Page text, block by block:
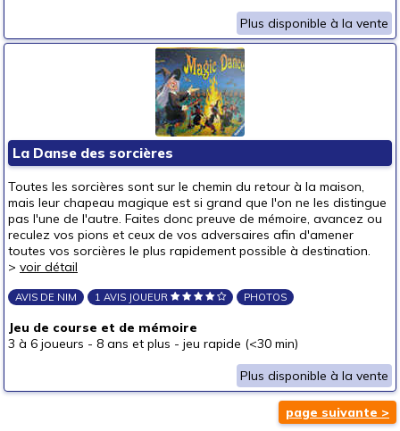
Plus disponible à la vente
La Danse des sorcières
Toutes les sorcières sont sur le chemin du retour à la maison,
mais leur chapeau magique est si grand que l'on ne les distingue
pas l'une de l'autre. Faites donc preuve de mémoire, avancez ou
reculez vos pions et ceux de vos adversaires afin d'amener
toutes vos sorcières le plus rapidement possible à destination.
> voir détail
AVIS DE NIM 1 AVIS JOUEUR PHOTOS
Jeu de course et de mémoire
3 à 6 joueurs - 8 ans et plus - jeu rapide (<30 min)
Plus disponible à la vente
page suivante >